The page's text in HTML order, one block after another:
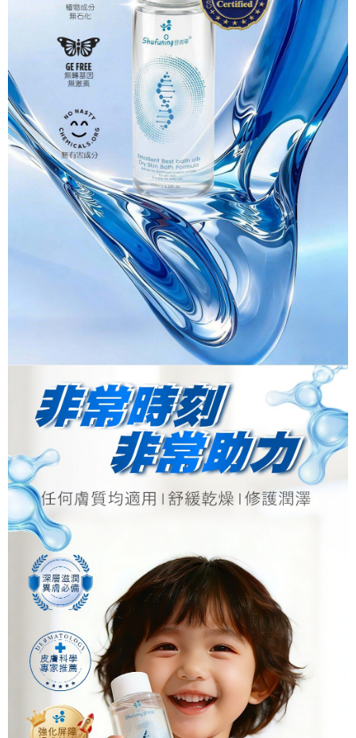
３．未成年的使用者請事先徵得法定代理人或監護人之同意方可使用
「AFTEE先享後付」，若未經同意申辦者引起之損失，本公司不負相關責
４．使用「AFTEE先享後付」時，將依據個別帳號之用戶狀況，依本公司即
時審查核予不同之上限額度；若仍有額度不足之情形，本公司將視審查結果
請求用戶進行身份認證。
５．嚴禁一人註冊多個帳號或使用他人資訊註冊。若發現惡意使用之情形，
恩沛科技股份有限公司將有權停止該用戶之使用額度並採取法律行動。
每筆NT$120，滿NT$1,500(含以上)免運費
國家/區域配送 查看運費